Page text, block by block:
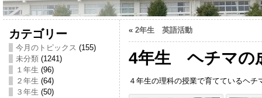
カテゴリー
今月のトピックス (155)
未分類(1241)
１年生 (96)
２年生 (64)
３年生 (50)
« 2年生 英語活動
4年生 ヘチマの
４年生の理科の授業で育てているヘ